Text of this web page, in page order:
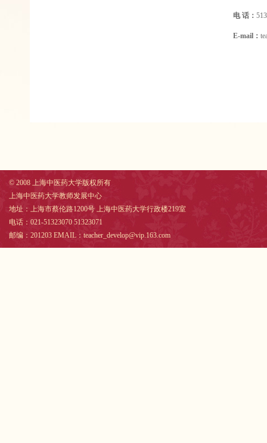
电 话：
E-mail：
© 2008 上海中医药大学版权所有
上海中医药大学教师发展中心
地址：上海市蔡伦路1200号 上海中医药大学行政楼219室
电话：021-51323070 51323071
邮编：201203 EMAIL：teacher_develop@vip.163.com